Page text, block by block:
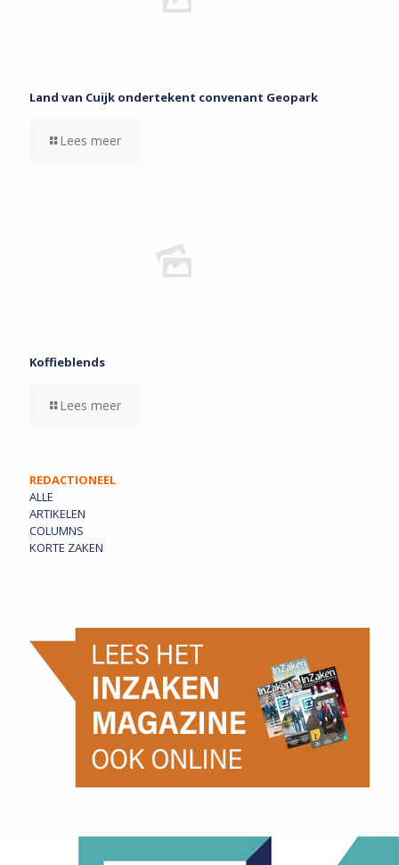
Land van Cuijk ondertekent convenant Geopark
Lees meer
Koffieblends
Lees meer
REDACTIONEEL
ALLE
ARTIKELEN
COLUMNS
KORTE ZAKEN